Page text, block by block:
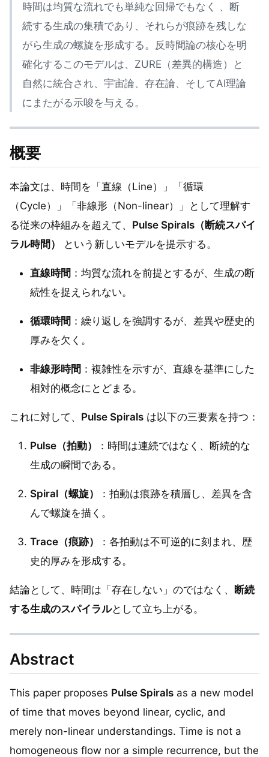
時間は均質な流れでも単純な回帰でもなく 、断
続する生成の集積であり、それらが痕跡を残しな
がら生成の螺旋を形成する。反時間論の核心を明
確化するこのモデルは、ZURE（差異的構造）と
自然に統合され、宇宙論、存在論、そしてAI理論
にまたがる示唆を与える。
概要
本論文は、時間を「直線（Line）」「循環
（Cycle）」「非線形（Non-linear）」として理解す
る従来の枠組みを超えて、 Pulse Spirals（断続スパイ
ラル時間）
という新しいモデルを提示する。
直線時間 ：均質な流れを前提とするが、生成の断
続性を捉えられない。
循環時間 ：繰り返しを強調するが、差異や歴史的
厚みを欠く。
非線形時間 ：複雑性を示すが、直線を基準にした
相対的概念にとどまる。
これに対して、 Pulse Spirals は以下の三要素を持つ：
Pulse（拍動）
：時間は連続ではなく、断続的な
生成の瞬間である。
Spiral（螺旋）
：拍動は痕跡を積層し、差異を含
んで螺旋を描く。
Trace（痕跡）
：各拍動は不可逆的に刻まれ、歴
史的厚みを形成する。
結論として、時間は「存在しない」のではなく、 断続
する生成のスパイラルとして立ち上がる。
Abstract
This paper proposes Pulse Spirals as a new model
of time that moves beyond linear, cyclic, and
merely non-linear understandings. Time is not a
homogeneous flow nor a simple recurrence, but the